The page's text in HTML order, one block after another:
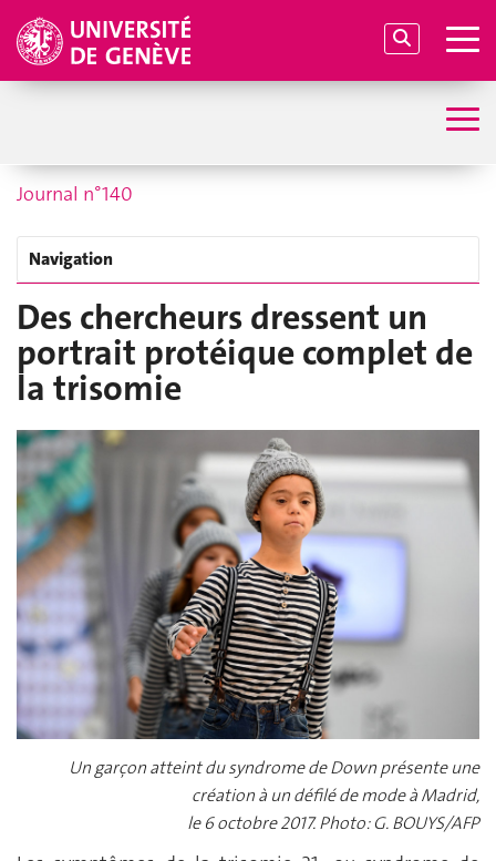
Journal n°140
Navigation
Des chercheurs dressent un
portrait protéique complet de
la trisomie
Un garçon atteint du syndrome de Down présente une
création à un défilé de mode à Madrid,
le 6 octobre 2017. Photo: G. BOUYS/AFP